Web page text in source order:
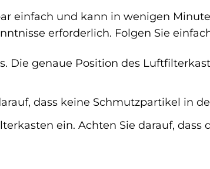
einfach und kann in wenigen
erforderlich. Folgen Sie
Die genaue Position des
dass keine Schmutzpartikel in
ein. Achten Sie darauf,